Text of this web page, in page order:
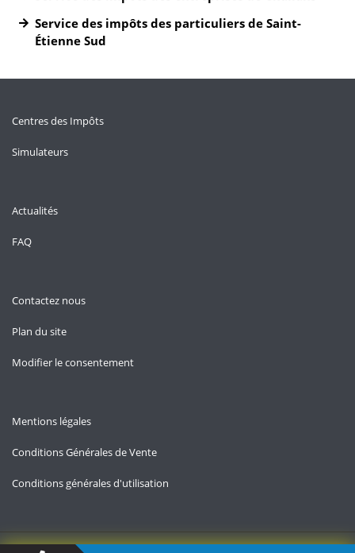
Service des impôts des particuliers de Saint-
Étienne Sud
Centres des Impôts
Simulateurs
Actualités
FAQ
Contactez nous
Plan du site
Modifier le consentement
Mentions légales
Conditions Générales de Vente
Conditions générales d'utilisation